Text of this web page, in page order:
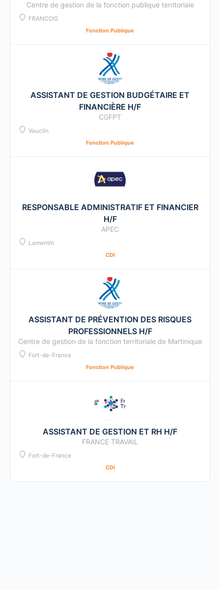
Centre de gestion de la fonction publique territoriale
FRANCOIS
Fonction Publique
ASSISTANT DE GESTION BUDGÉTAIRE ET
FINANCIÈRE H/F
CGFPT
Vauclin
Fonction Publique
RESPONSABLE ADMINISTRATIF ET FINANCIER
H/F
APEC
Lamentin
CDI
ASSISTANT DE PRÉVENTION DES RISQUES
PROFESSIONNELS H/F
Centre de gestion de la fonction territoriale de Martinique
Fort-de-France
Fonction Publique
ASSISTANT DE GESTION ET RH H/F
FRANCE TRAVAIL
Fort-de-France
CDI